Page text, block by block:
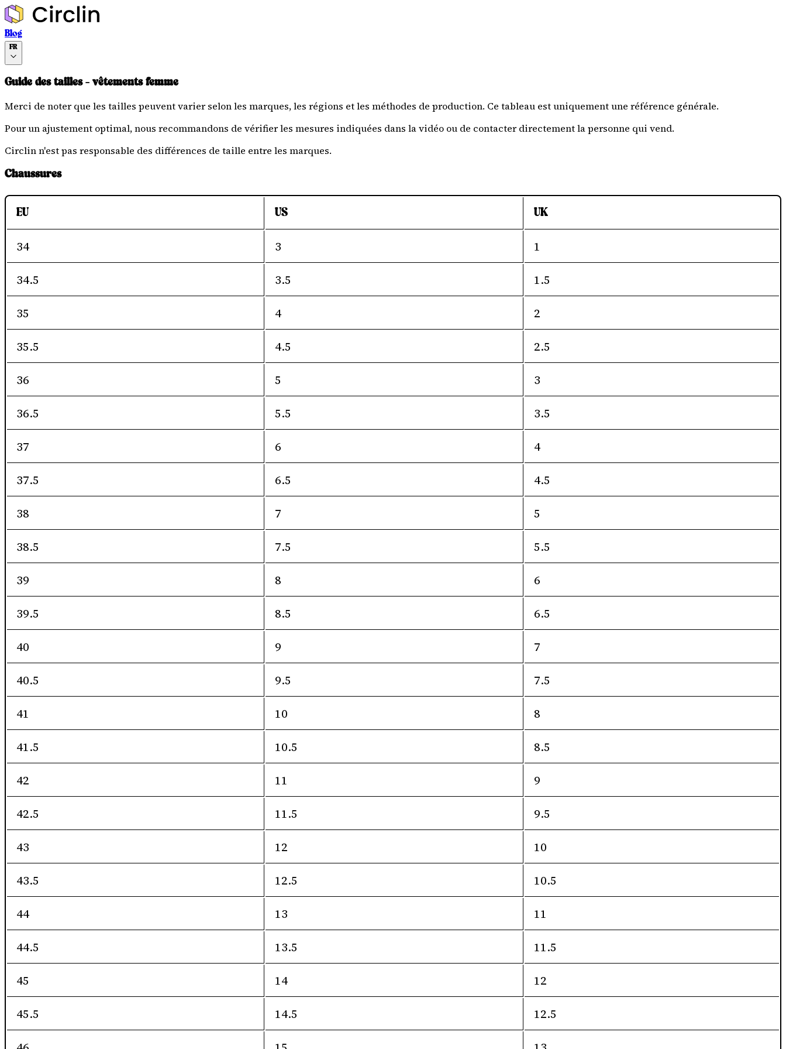
Blog
FR
Guide des tailles - vêtements femme
Merci de noter que les tailles peuvent varier selon les marques, les régions et les méthodes de production. Ce tableau est uniquement une référence générale.
Pour un ajustement optimal, nous recommandons de vérifier les mesures indiquées dans la vidéo ou de contacter directement la personne qui vend.
Circlin n'est pas responsable des différences de taille entre les marques.
Chaussures
EU US UK
34 3 1
34.5 3.5 1.5
35 4 2
35.5 4.5 2.5
36 5 3
36.5 5.5 3.5
37 6 4
37.5 6.5 4.5
38 7 5
38.5 7.5 5.5
39 8 6
39.5 8.5 6.5
40 9 7
40.5 9.5 7.5
41 10 8
41.5 10.5 8.5
42 11 9
42.5 11.5 9.5
43 12 10
43.5 12.5 10.5
44 13 11
44.5 13.5 11.5
45 14 12
45.5 14.5 12.5